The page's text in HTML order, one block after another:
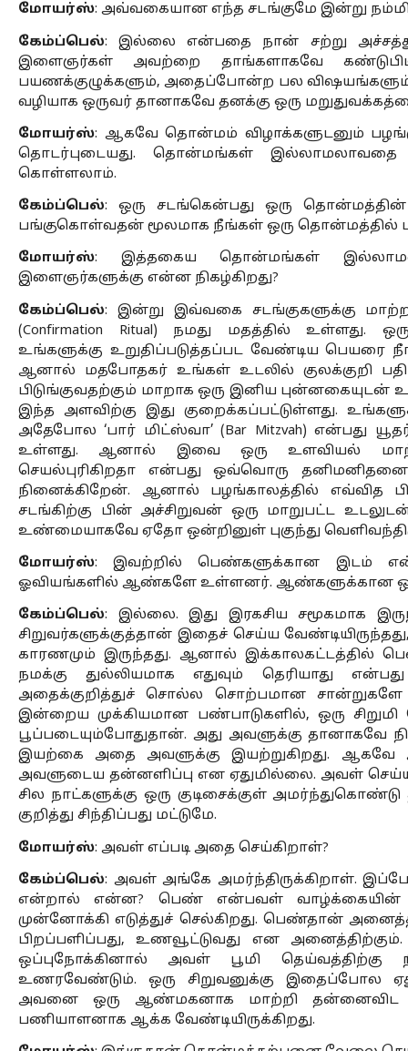
மோயர்ஸ்: அவ்வகையான எந்த சடங்குமே இன்று
கேம்ப்பெல்: இல்லை என்பதை நான் சற்று
இளைஞர்கள் அவற்றை தாங்களாகவே
பயணக்குழுக்களும், அதைப்போன்ற பல விஷயங்களும்
வழியாக ஒருவர் தானாகவே தனக்கு ஒரு
மோயர்ஸ்: ஆகவே தொன்மம் விழாக்களுடனும்
தொடர்புடையது. தொன்மங்கள் இல்லாமலாவதை
கொள்ளலாம்.
கேம்ப்பெல்: ஒரு சடங்கென்பது ஒரு தொன்மத்தின்
பங்குகொள்வதன் மூலமாக நீங்கள் ஒரு தொன்மத்தில்
மோயர்ஸ்: இத்தகைய தொன்மங்கள்
இளைஞர்களுக்கு என்ன நிகழ்கிறது?
கேம்ப்பெல்: இன்று இவ்வகை சடங்குகளுக்கு
(Confirmation Ritual) நமது மதத்தில் உள்ளது.
உங்களுக்கு உறுதிப்படுத்தப்பட வேண்டிய பெயரை
ஆனால் மதபோதகர் உங்கள் உடலில் குலக்குறி
பிடுங்குவதற்கும் மாறாக ஒரு இனிய
இந்த அளவிற்கு இது குறைக்கப்பட்டுள்ளது.
அதேபோல ‘பார் மிட்ஸ்வா’ (Bar Mitzvah) என்பது
உள்ளது. ஆனால் இவை ஒரு உளவியல்
செயல்புரிகிறதா என்பது ஒவ்வொரு
நினைக்கிறேன். ஆனால் பழங்காலத்தில் எவ்வித
சடங்கிற்கு பின் அச்சிறுவன் ஒரு மாறுபட்ட
உண்மையாகவே ஏதோ ஒன்றினுள் புகுந்து
மோயர்ஸ்: இவற்றில் பெண்களுக்கான இடம்
ஓவியங்களில் ஆண்களே உள்ளனர். ஆண்களுக்கான ஒரு
கேம்ப்பெல்: இல்லை. இது இரகசிய சமூகமாக
சிறுவர்களுக்குத்தான் இதைச் செய்ய
காரணமும் இருந்தது. ஆனால் இக்காலகட்டத்தில்
நமக்கு துல்லியமாக எதுவும் தெரியாது
அதைக்குறித்துச் சொல்ல சொற்பமான
இன்றைய முக்கியமான பண்பாடுகளில், ஒரு
பூப்படையும்போதுதான். அது அவளுக்கு தானாகவே
இயற்கை அதை அவளுக்கு இயற்றுகிறது.
அவளுடைய தன்னளிப்பு என ஏதுமில்லை. அவள்
சில நாட்களுக்கு ஒரு குடிசைக்குள்
குறித்து சிந்திப்பது மட்டுமே.
மோயர்ஸ்: அவள் எப்படி அதை செய்கிறாள்?
கேம்ப்பெல்: அவள் அங்கே அமர்ந்திருக்கிறாள்.
என்றால் என்ன? பெண் என்பவள் வாழ்க்கையின்
முன்னோக்கி எடுத்துச் செல்கிறது. பெண்தான்
பிறப்பளிப்பது, உணவூட்டுவது என
ஒப்புநோக்கினால் அவள் பூமி
உணரவேண்டும். ஒரு சிறுவனுக்கு இதைப்போல
அவனை ஒரு ஆண்மகனாக மாற்றி தன்னைவிட
பணியாளனாக ஆக்க வேண்டியிருக்கிறது.